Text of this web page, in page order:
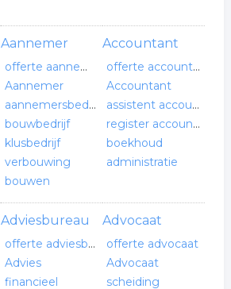
Aannemer
offerte aannemer
Aannemer
aannemersbedrijf
bouwbedrijf
klusbedrijf
verbouwing
bouwen
Accountant
offerte accountant
Accountant
assistent accountant
register accountant
boekhoud
administratie
Adviesbureau
offerte adviesbureau
Advies
financieel
Advocaat
offerte advocaat
Advocaat
scheiding